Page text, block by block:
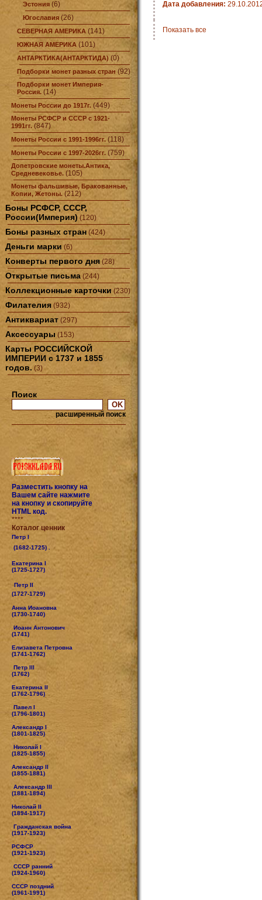
Эстония (6)
Югославия (26)
СЕВЕРНАЯ АМЕРИКА (141)
ЮЖНАЯ АМЕРИКА (101)
АНТАРКТИКА(АНТАРКТИДА) (0)
Подборки монет разных стран (92)
Подборки монет Империя-
Россия. (14)
Монеты России до 1917г. (449)
Монеты РСФСР и СССР с 1921-
1991гг. (847)
Монеты России с 1991-1996гг. (118)
Монеты России с 1997-2026гг. (759)
Допетровские монеты.Антика,
Средневековье. (105)
Монеты фальшивые, Бракованные,
Копии, Жетоны. (212)
Боны РСФСР, СССР,
России(Империя) (120)
Боны разных стран (424)
Деньги марки (6)
Конверты первого дня (28)
Открытые письма (244)
Коллекционные карточки (230)
Филателия (932)
Антиквариат (297)
Аксессуары (153)
Карты РОССИЙСКОЙ
ИМПЕРИИ с 1737 и 1855
годов. (3)
Поиск
расширенный поиск
Разместить кнопку на
Вашем сайте нажмите
на кнопку и скопируйте
HTML код.
****
Коталог ценник
Петр I
(1682-1725) .
Екатерина I
(1725-1727)
Петр II
(1727-1729)
Анна Иоановна
(1730-1740)
Иоанн Антонович
(1741)
Елизавета Петровна
(1741-1762)
Петр III
(1762)
Екатерина II
(1762-1796)
Павел I
(1796-1801)
Александр I
(1801-1825)
Николай I
(1825-1855)
Александр II
(1855-1881)
Александр III
(1881-1894)
Николай II
(1894-1917)
Гражданская война
(1917-1923)
РСФСР
(1921-1923)
СССР ранний
(1924-1960)
СССР поздний
(1961-1991)
Дата добавления:
Показать все